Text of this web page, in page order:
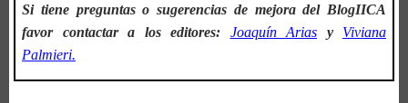
Si tiene preguntas o sugerencias de mejora del BlogIICA
favor contactar a los editores: Joaquín Arias y Viviana
Palmieri.